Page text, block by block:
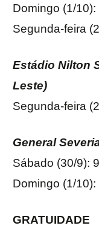
Domingo (1/
Segunda-feira
Estádio Nilton
Leste)
Segunda-feira
General
Sábado (30/9):
Domingo (1/
GRATUIDADE